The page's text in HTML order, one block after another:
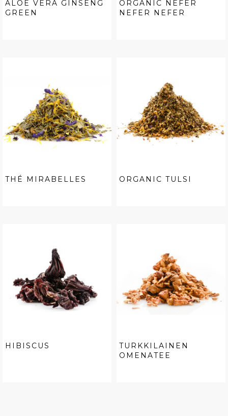
ALOE VERA GINSENG
GREEN
ORGANIC NEFER
NEFER NEFER
THÉ MIRABELLES ORGANIC TULSI
HIBISCUS
TURKKILAINEN
OMENATEE